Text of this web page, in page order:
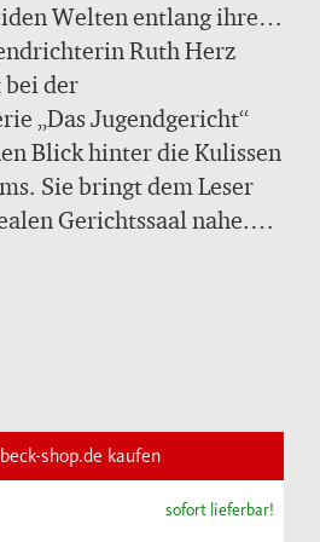
Welten entlang ihrer
deutsch-israelischen
Einstellung zum Beruf
hat.
Ruth Herz
der
„Das Jugendgericht“
Blick hinter die Kulissen
Sie bringt dem Leser
Gerichtssaal nahe.
verhandelten Fälle stellt
einen fairen und
dabei auch
der 1933 von
Mutter, die einer
shop.de kaufen
sofort lieferbar!